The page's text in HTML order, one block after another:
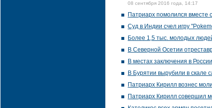
08 сентября 2016 года, 14:17
Патриарх помолился вместе
Суд в Индии счел игру
Более 1,5 тыс. молодых
В Северной Осетии
В местах заключения в
В Бурятии вырубили в скале
Патриарх Кирилл вознес
Патриарх Кирилл совершил